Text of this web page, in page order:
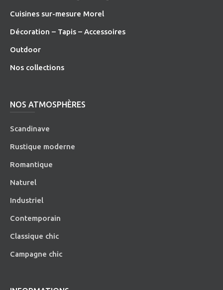
Cuisines sur-mesure Morel
Décoration – Tapis – Accessoires
Outdoor
Nos collections
NOS ATMOSPHÈRES
Scandinave
Rustique moderne
Romantique
Naturel
Industriel
Contemporain
Classique chic
Campagne chic